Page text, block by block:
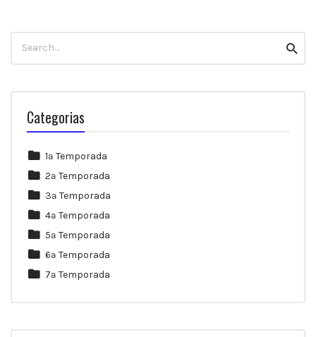
for:
Categorias
1ª Temporada
2ª Temporada
3ª Temporada
4ª Temporada
5ª Temporada
6ª Temporada
7ª Temporada